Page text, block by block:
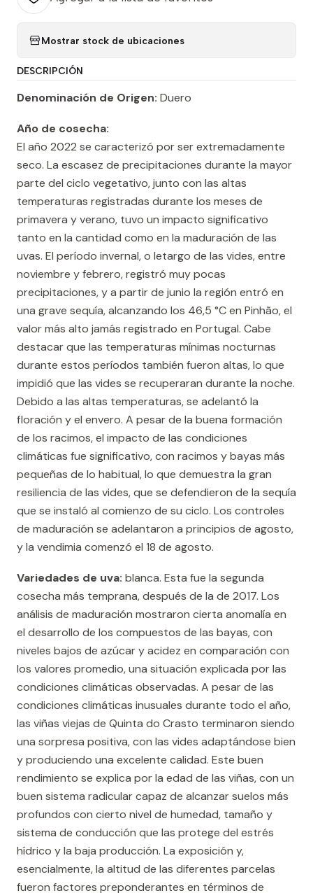
Mostrar stock de ubicaciones
DESCRIPCIÓN
Denominación de Origen: Duero
Año de cosecha:
El año 2022 se caracterizó por ser extremadamente
seco. La escasez de precipitaciones durante la mayor
parte del ciclo vegetativo, junto con las altas
temperaturas registradas durante los meses de
primavera y verano, tuvo un impacto significativo
tanto en la cantidad como en la maduración de las
uvas. El período invernal, o letargo de las vides, entre
noviembre y febrero, registró muy pocas
precipitaciones, y a partir de junio la región entró en
una grave sequía, alcanzando los 46,5 °C en Pinhão, el
valor más alto jamás registrado en Portugal. Cabe
destacar que las temperaturas mínimas nocturnas
durante estos períodos también fueron altas, lo que
impidió que las vides se recuperaran durante la noche.
Debido a las altas temperaturas, se adelantó la
floración y el envero. A pesar de la buena formación
de los racimos, el impacto de las condiciones
climáticas fue significativo, con racimos y bayas más
pequeñas de lo habitual, lo que demuestra la gran
resiliencia de las vides, que se defendieron de la sequía
que se instaló al comienzo de su ciclo. Los controles
de maduración se adelantaron a principios de agosto,
y la vendimia comenzó el 18 de agosto.
Variedades de uva: blanca. Esta fue la segunda
cosecha más temprana, después de la de 2017. Los
análisis de maduración mostraron cierta anomalía en
el desarrollo de los compuestos de las bayas, con
niveles bajos de azúcar y acidez en comparación con
los valores promedio, una situación explicada por las
condiciones climáticas observadas. A pesar de las
condiciones climáticas inusuales durante todo el año,
las viñas viejas de Quinta do Crasto terminaron siendo
una sorpresa positiva, con las vides adaptándose bien
y produciendo una excelente calidad. Este buen
rendimiento se explica por la edad de las viñas, con un
buen sistema radicular capaz de alcanzar suelos más
profundos con cierto nivel de humedad, tamaño y
sistema de conducción que las protege del estrés
hídrico y la baja producción. La exposición y,
esencialmente, la altitud de las diferentes parcelas
fueron factores preponderantes en términos de